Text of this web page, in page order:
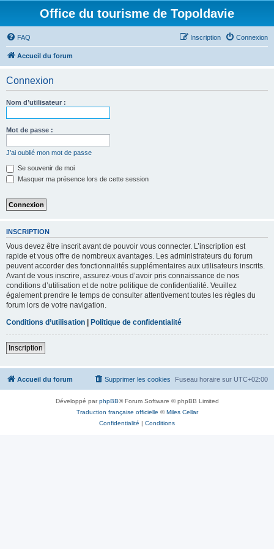
Office du tourisme de Topoldavie
FAQ Connexion
Inscription
Accueil du forum
Connexion
Nom d’utilisateur :
Mot de passe :
J’ai oublié mon mot de passe
Se souvenir de moi
Masquer ma présence lors de cette session
INSCRIPTION
Vous devez être inscrit avant de pouvoir vous connecter. L’inscription est
rapide et vous offre de nombreux avantages. Les administrateurs du forum
peuvent accorder des fonctionnalités supplémentaires aux utilisateurs inscrits.
Avant de vous inscrire, assurez-vous d’avoir pris connaissance de nos
conditions d’utilisation et de notre politique de confidentialité. Veuillez
également prendre le temps de consulter attentivement toutes les règles du
forum lors de votre navigation.
Conditions d’utilisation | Politique de confidentialité
Inscription
Accueil du forum Fuseau horaire sur UTC+02:00
Supprimer les cookies
Développé parphpBB® Forum Software © phpBB Limited
Traduction française officielle ©Miles Cellar
Confidentialité | Conditions